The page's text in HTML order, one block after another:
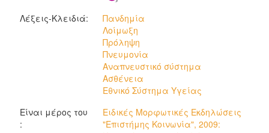
Λέξεις-Κλειδιά:
Πανδημία
Λοίμωξη
Πρόληψη
Πνευμονία
Αναπνευστικό σύστημα
Ασθένεια
Εθνικό Σύστημα Υγείας
Είναι μέρος του
:
Ειδικές Μορφωτικές Εκδηλώσεις
"Επιστήμης Κοινωνία", 2009: